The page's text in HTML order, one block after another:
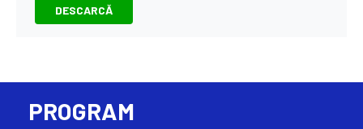
DESCARCĂ
PROGRAM